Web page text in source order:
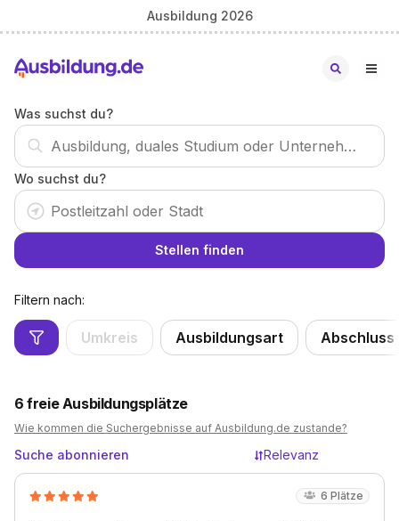
Ausbildung 2026
Was suchst du?
Wo suchst du?
Stellen finden
Filtern nach:
Umkreis Ausbildungsart Abschluss
6 freie Ausbildungsplätze
Wie kommen die Suchergebnisse auf Ausbildung.de zustande?
Suche abonnieren Relevanz
6 Plätze